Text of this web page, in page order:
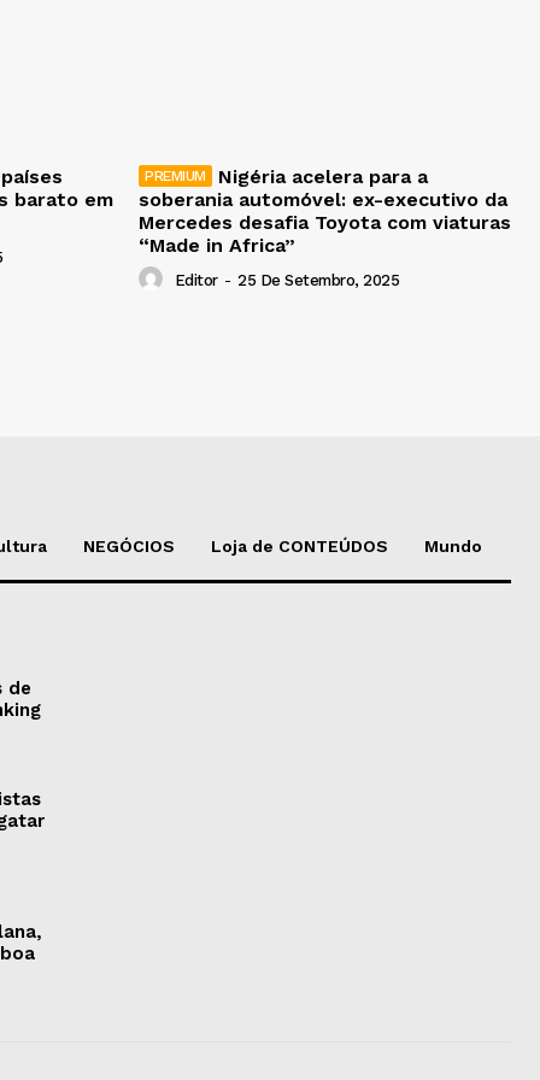
barato em
Nigéria acelera para a
soberania automóvel: ex-executivo da
Mercedes desafia Toyota com viaturas
“Made in Africa”
Editor - 25 De Setembro, 2025
NEGÓCIOS Loja de CONTEÚDOS Mundo
de